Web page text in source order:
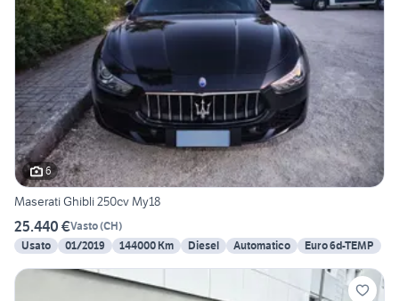
6
Maserati Ghibli 250cv My18
25.440 €Vasto(CH)
Usato
01/2019 144000 Km Diesel Automatico Euro 6d-TEMP